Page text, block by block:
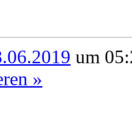
um
»